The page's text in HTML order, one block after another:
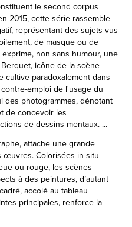
le second corpus
2015, cette série rassemble
représentant des sujets vus
de masque ou de
non sans humour, une
icône de la scène
cultive paradoxalement dans
emploi de l'usage du
des photogrammes, dénotant
de concevoir les
de dessins mentaux. ...
attache une grande
œuvres. Colorisées in situ
ou rouge, les scènes
à des peintures, d’autant
accolé au tableau
principales, renforce la